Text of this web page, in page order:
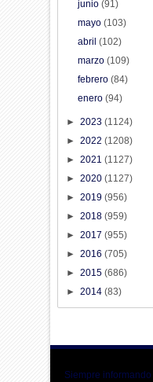
junio (91)
mayo (103)
abril (102)
marzo (109)
febrero (84)
enero (94)
►2023(1124)
►2022(1208)
►2021(1127)
►2020(1127)
►2019(956)
►2018(959)
►2017(955)
►2016(705)
►2015(686)
►2014(83)
Siempre informando